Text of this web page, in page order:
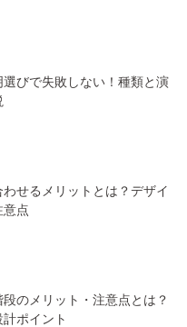
びで失敗しない！種類と演
せるメリットとは？デザイ
意点
のメリット・注意点とは？
ポイント